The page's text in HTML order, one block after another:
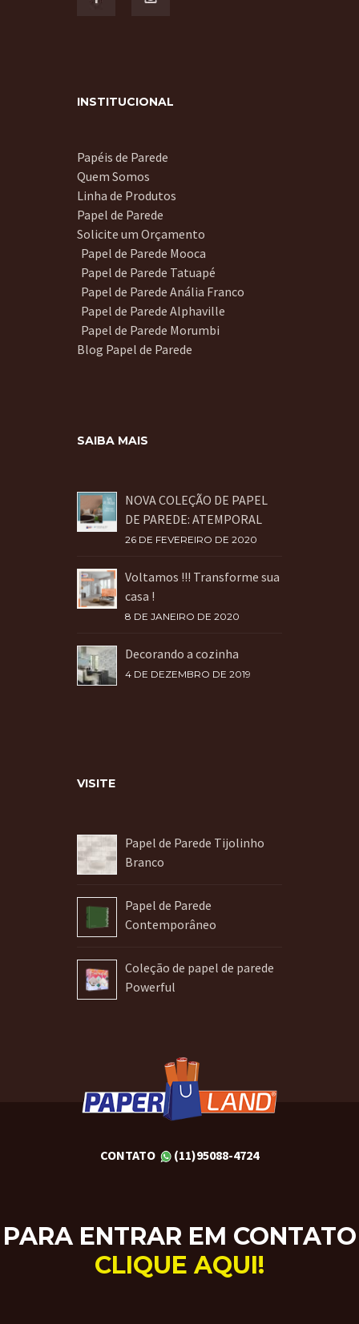
INSTITUCIONAL
Papéis de Parede
Quem Somos
Linha de Produtos
Papel de Parede
Solicite um Orçamento
Papel de Parede Mooca
Papel de Parede Tatuapé
Papel de Parede Anália Franco
Papel de Parede Alphaville
Papel de Parede Morumbi
Blog Papel de Parede
SAIBA MAIS
NOVA COLEÇÃO DE PAPEL
DE PAREDE: ATEMPORAL
26 DE FEVEREIRO DE 2020
Voltamos !!! Transforme sua
casa !
8 DE JANEIRO DE 2020
Decorando a cozinha
4 DE DEZEMBRO DE 2019
VISITE
Papel de Parede Tijolinho
Branco
Papel de Parede
Contemporâneo
Coleção de papel de parede
Powerful
CONTATO (11)95088-4724
PARA ENTRAR EM CONTATO
CLIQUE AQUI!